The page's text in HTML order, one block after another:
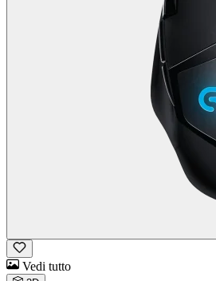
Vedi tutto